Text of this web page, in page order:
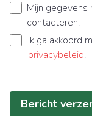
Mijn
contacteren.
Ik ga akkoord
privacybeleid.
Bericht